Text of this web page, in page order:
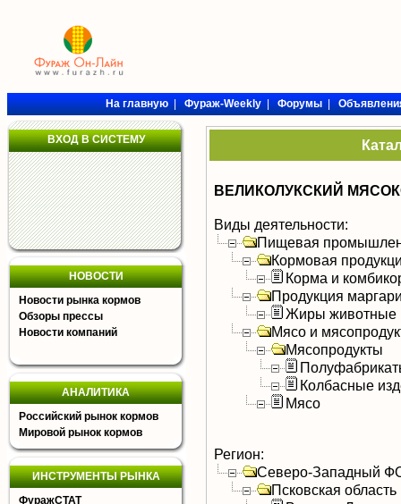
На главную|Фураж-Weekly|Форумы|
ВХОД В СИСТЕМУ
НОВОСТИ
Новости рынка кормов
Обзоры прессы
Новости компаний
АНАЛИТИКА
Российский рынок кормов
Мировой рынок кормов
ИНСТРУМЕНТЫ РЫНКА
ФуражСТАТ
ВЕЛИКОЛУКСКИЙ
Виды деятельности:
Пищевая
Кормовая
Корма и
Продукция
Жиры животные
Мясо и
Мясопродукты
Колбасные
Мясо
Регион:
Северо-Западный
Псковская область